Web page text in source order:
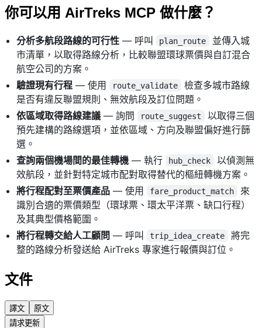
你可以用 AirTreks MCP 做什麼？
分析多航段路線的可行性 — 呼叫 plan_route
並傳入城
市清單，以取得路線分析，比較聯盟環球票價與自訂混合
航空公司的方案。
驗證現有行程 — 使用 route_validate
檢查多城市路線
是否有違反聯盟規則、無效航段及訂位問題。
依區域取得路線建議 — 詢問 route_suggest
以取得三個
預先建構的路線選項，並依區域、方向及聯盟偏好進行篩
選。
查詢兩個機場間的最佳轉機 — 執行 hub_check
以偵測無
效航段，並針對特定城市配對取得替代的樞紐轉機方案。
將行程配對至票價產品 — 使用 fare_product_match
來
識別合適的票價類型（環球票、環太平洋票、缺口行程）
及其典型價格範圍。
將行程轉交給人工顧問 — 呼叫 trip_idea_create
將完
整的路線分析發送給 AirTreks 專家進行報價與訂位。
文件
譯文
原文
請求更新